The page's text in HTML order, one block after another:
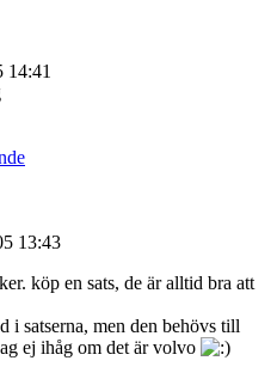
14:41
13:43
köp en sats, de är alltid bra att
i satserna, men den behövs till
ej ihåg om det är volvo